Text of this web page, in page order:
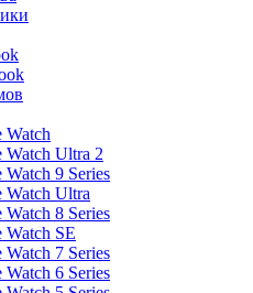
Ultra 2
9 Series
Ultra
8 Series
SE
7 Series
6 Series